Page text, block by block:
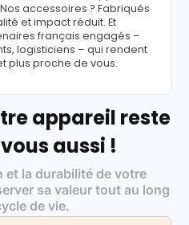
accessoires ? Fabriqués
et impact réduit. Et
français engagés –
logisticiens – qui rendent
plus proche de vous.
appareil reste
aussi !
la durabilité de votre
sa valeur tout au long
de vie.